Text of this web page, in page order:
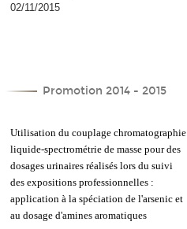
02/11/2015
Promotion 2014 - 2015
Utilisation du couplage chromatographie
liquide-spectrométrie de masse pour des
dosages urinaires réalisés lors du suivi
des expositions professionnelles :
application à la spéciation de l'arsenic et
au dosage d'amines aromatiques